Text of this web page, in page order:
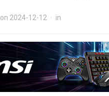
on 2024-12-12 in